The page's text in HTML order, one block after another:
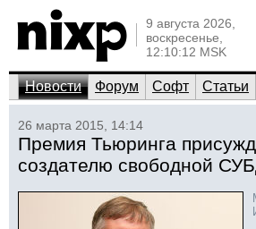
9 августа 2026,
воскресенье,
12:10:12 MSK
Новости Форум Софт Статьи
26 марта 2015, 14:14
Премия Тьюринга
создателю свободной